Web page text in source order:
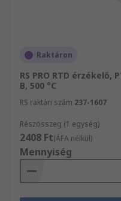
Raktáron
RS PRO RTD érzékelő,
B, 500 °C
RS raktári szám 237-1607
Részösszeg (1 egység)
2408 Ft(ÁFA nélkül)
Mennyiség